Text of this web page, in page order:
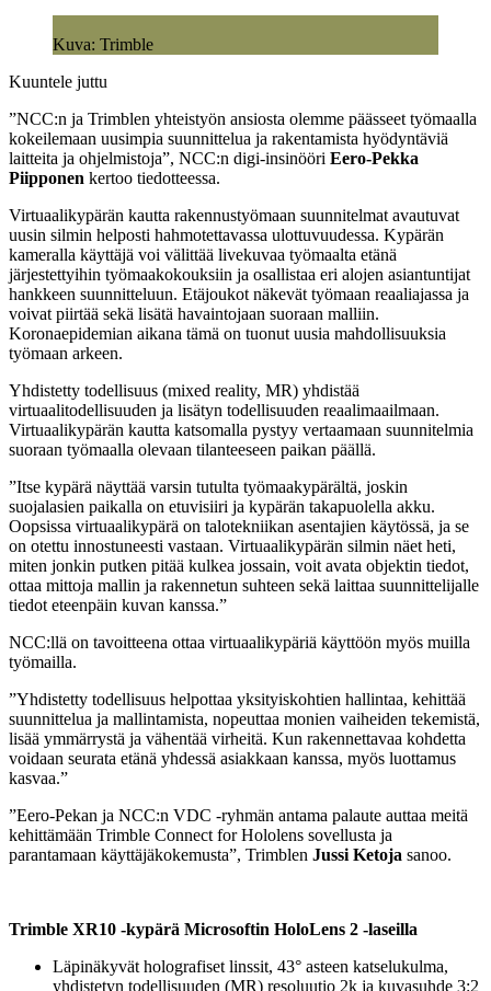
Kuva: Trimble
Kuuntele juttu
”NCC:n ja Trimblen yhteistyön ansiosta olemme päässeet työmaalla
kokeilemaan uusimpia suunnittelua ja rakentamista hyödyntäviä
laitteita ja ohjelmistoja”, NCC:n digi-insinööri Eero-Pekka
Piipponen kertoo tiedotteessa.
Virtuaalikypärän kautta rakennustyömaan suunnitelmat avautuvat
uusin silmin helposti hahmotettavassa ulottuvuudessa. Kypärän
kameralla käyttäjä voi välittää livekuvaa työmaalta etänä
järjestettyihin työmaakokouksiin ja osallistaa eri alojen asiantuntijat
hankkeen suunnitteluun. Etäjoukot näkevät työmaan reaaliajassa ja
voivat piirtää sekä lisätä havaintojaan suoraan malliin.
Koronaepidemian aikana tämä on tuonut uusia mahdollisuuksia
työmaan arkeen.
Yhdistetty todellisuus (mixed reality, MR) yhdistää
virtuaalitodellisuuden ja lisätyn todellisuuden reaalimaailmaan.
Virtuaalikypärän kautta katsomalla pystyy vertaamaan suunnitelmia
suoraan työmaalla olevaan tilanteeseen paikan päällä.
”Itse kypärä näyttää varsin tutulta työmaakypärältä, joskin
suojalasien paikalla on etuvisiiri ja kypärän takapuolella akku.
Oopsissa virtuaalikypärä on talotekniikan asentajien käytössä, ja se
on otettu innostuneesti vastaan. Virtuaalikypärän silmin näet heti,
miten jonkin putken pitää kulkea jossain, voit avata objektin tiedot,
ottaa mittoja mallin ja rakennetun suhteen sekä laittaa suunnittelijalle
tiedot eteenpäin kuvan kanssa.”
NCC:llä on tavoitteena ottaa virtuaalikypäriä käyttöön myös muilla
työmailla.
”Yhdistetty todellisuus helpottaa yksityiskohtien hallintaa, kehittää
suunnittelua ja mallintamista, nopeuttaa monien vaiheiden tekemistä,
lisää ymmärrystä ja vähentää virheitä. Kun rakennettavaa kohdetta
voidaan seurata etänä yhdessä asiakkaan kanssa, myös luottamus
kasvaa.”
”Eero-Pekan ja NCC:n VDC -ryhmän antama palaute auttaa meitä
kehittämään Trimble Connect for Hololens sovellusta ja
parantamaan käyttäjäkokemusta”, Trimblen Jussi Ketoja sanoo.
Trimble XR10 -kypärä Microsoftin HoloLens 2 -laseilla
Läpinäkyvät holografiset linssit, 43° asteen katselukulma,
yhdistetyn todellisuuden (MR) resoluutio 2k ja kuvasuhde 3:2